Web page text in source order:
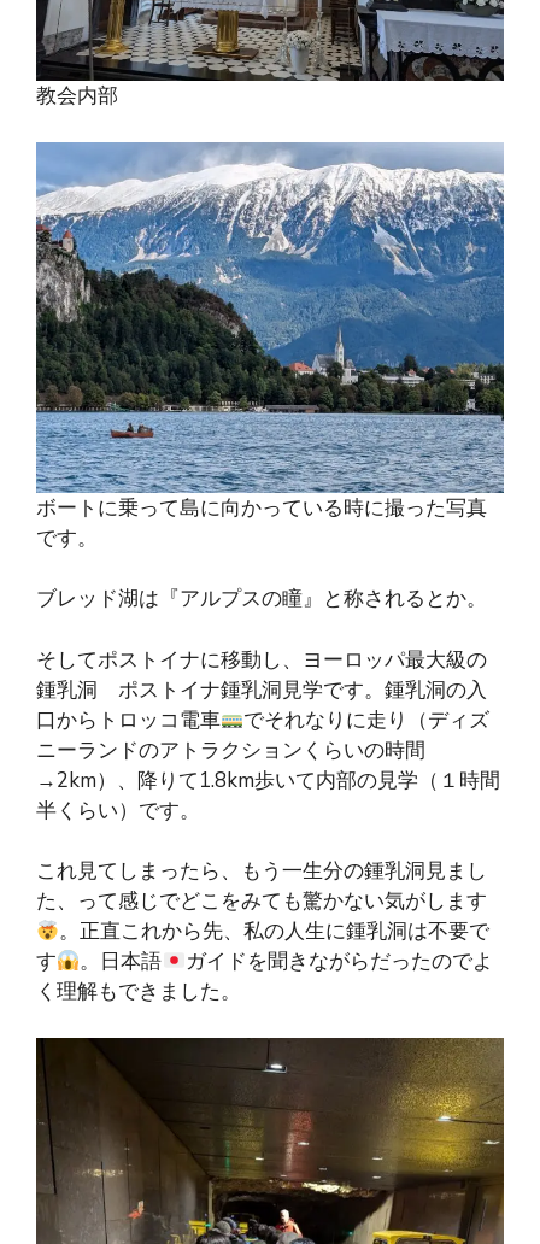
教会内部
ボートに乗って島に向かっている時に撮った写真
です。
ブレッド湖は『アルプスの瞳』と称されるとか。
そしてポストイナに移動し、ヨーロッパ最大級の
鍾乳洞 ポストイナ鍾乳洞見学です。鍾乳洞の入
口からトロッコ電車
でそれなりに走り（ディズ
ニーランドのアトラクションくらいの時間
→2km）、降りて1.8km歩いて内部の見学（１時間
半くらい）です。
これ見てしまったら、もう一生分の鍾乳洞見まし
た、って感じでどこをみても驚かない気がします
。正直これから先、私の人生に鍾乳洞は不要で
す
。日本語
ガイドを聞きながらだったのでよ
く理解もできました。